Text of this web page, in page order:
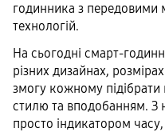
годинника з
технологій.
На сьогодні смарт-
різних дизайнах,
змогу кожному підібрати
стилю та вподобанням. З
просто індикатором